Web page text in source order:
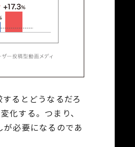
るとどうなるだろ
化する。つまり、
必要になるのであ